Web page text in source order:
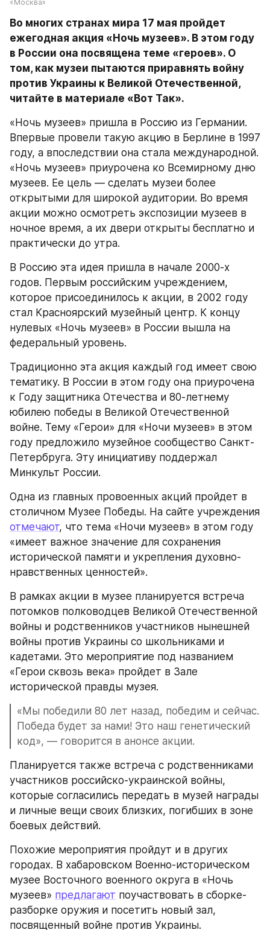
«Москва»
Во многих странах мира 17 мая пройдет
ежегодная акция «Ночь музеев». В этом году
в России она посвящена теме «героев». О
том, как музеи пытаются приравнять войну
против Украины к Великой Отечественной,
читайте в материале «Вот Так».
«Ночь музеев» пришла в Россию из Германии.
Впервые провели такую акцию в Берлине в 1997
году, а впоследствии она стала международной.
«Ночь музеев» приурочена ко Всемирному дню
музеев. Ее цель — сделать музеи более
открытыми для широкой аудитории. Во время
акции можно осмотреть экспозиции музеев в
ночное время, а их двери открыты бесплатно и
практически до утра.
В Россию эта идея пришла в начале 2000-х
годов. Первым российским учреждением,
которое присоединилось к акции, в 2002 году
стал Красноярский музейный центр. К концу
нулевых «Ночь музеев» в России вышла на
федеральный уровень.
Традиционно эта акция каждый год имеет свою
тематику. В России в этом году она приурочена
к Году защитника Отечества и 80-летнему
юбилею победы в Великой Отечественной
войне. Тему «Герои» для «Ночи музеев» в этом
году предложило музейное сообщество Санкт-
Петербруга. Эту инициативу поддержал
Минкульт России.
Одна из главных провоенных акций пройдет в
отмечают, что тема «Ночи музеев» в этом году
«имеет важное значение для сохранения
исторической памяти и укрепления духовно-
нравственных ценностей».
В рамках акции в музее планируется встреча
потомков полководцев Великой Отечественной
войны и родственников участников нынешней
войны против Украины со школьниками и
кадетами. Это мероприятие под названием
«Герои сквозь века» пройдет в Зале
исторической правды музея.
«Мы победили 80 лет назад, победим и сейчас.
Победа будет за нами! Это наш генетический
код», — говорится в анонсе акции.
Планируется также встреча с родственниками
участников российско-украинской войны,
которые согласились передать в музей награды
и личные вещи своих близких, погибших в зоне
боевых действий.
Похожие мероприятия пройдут и в других
городах. В хабаровском Военно-историческом
музее Восточного военного округа в «Ночь
музеев» предлагают поучаствовать в сборке-
разборке оружия и посетить новый зал,
посвященный войне против Украины.